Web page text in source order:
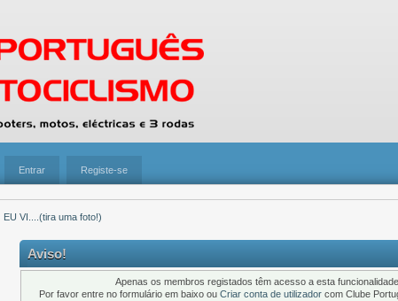
Entrar Registe-se
EU VI....(tira uma foto!)
Aviso!
Apenas os membros registados têm acesso a esta funcionalidade.
Por favor entre no formulário em baixo ou Criar conta de utilizadorcom Clube